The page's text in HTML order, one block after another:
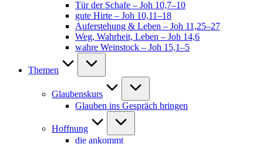
Tür der Schafe – Joh 10,7–10
gute Hirte – Joh 10,11–18
Auferstehung & Leben – Joh 11,25–27
Weg, Wahrheit, Leben – Joh 14,6
wahre Weinstock – Joh 15,1–5
Themen
Glaubenskurs
Glauben ins Gespräch bringen
Hoffnung
die ankommt